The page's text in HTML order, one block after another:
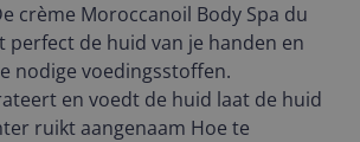
crème Moroccanoil Body Spa du
perfect de huid van je handen en
nodige voedingsstoffen.
en voedt de huid laat de huid
ruikt aangenaam Hoe te